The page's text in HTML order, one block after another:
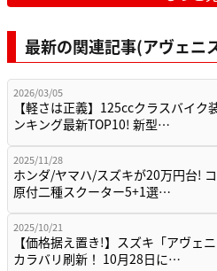
最新の関連記事(アヴェニ
2026/03/05
【軽さは正義】125ccクラスバイク
ンキング最新TOP10! 新型…
2025/11/28
ホンダ/ヤマハ/スズキが20万円台!
原付二種スクーター5+1選…
2025/10/21
【価格据え置き!】スズキ「アヴェ
カラバリ刷新！ 10月28日に…